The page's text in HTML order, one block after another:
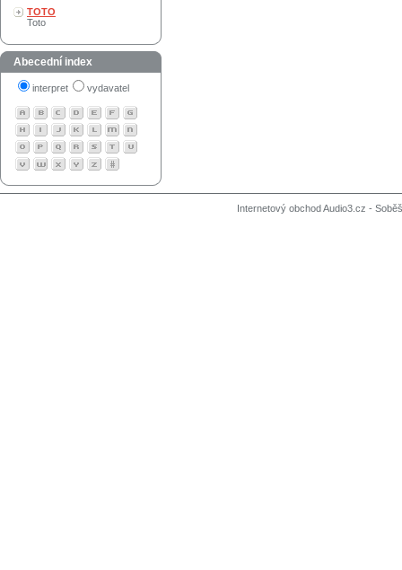
TOTO
Toto
Abecední index
interpret vydavatel
Internetový obchod Audio3.cz -